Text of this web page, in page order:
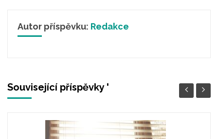
Autor příspěvku: Redakce
Související příspěvky '